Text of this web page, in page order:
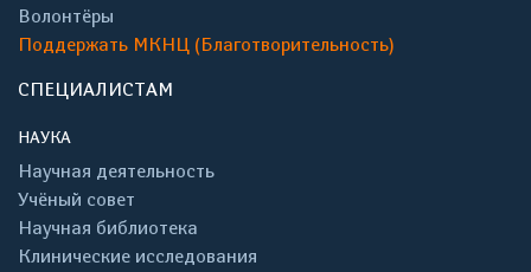
Волонтёры
Поддержать МКНЦ (Благотворительность)
СПЕЦИАЛИСТАМ
НАУКА
Научная деятельность
Учёный совет
Научная библиотека
Клинические исследования